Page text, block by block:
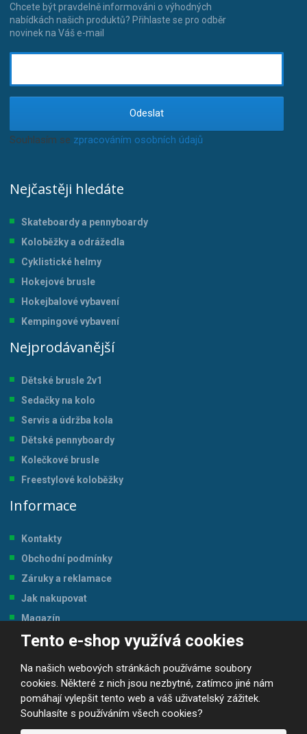
Tento e-shop využívá cookies
Na našich webových stránkách používáme soubory
cookies. Některé z nich jsou nezbytné, zatímco jiné nám
pomáhají vylepšit tento web a váš uživatelský zážitek.
Souhlasíte s používáním všech cookies?
Chcete být pravdelně informováni o výhodných
nabídkách našich produktů? Přihlaste se pro odběr
novinek na Váš e-mail
Odeslat
Souhlasím se zpracováním osobních údajů
Nejčastěji hledáte
Skateboardy a pennyboardy
Koloběžky a odrážedla
Cyklistické helmy
Hokejové brusle
Hokejbalové vybavení
Kempingové vybavení
Nejprodávanější
Dětské brusle 2v1
Sedačky na kolo
Servis a údržba kola
Dětské pennyboardy
Kolečkové brusle
Freestylové koloběžky
Informace
Kontakty
Obchodní podmínky
Záruky a reklamace
Jak nakupovat
Magazín
Tabulka velikostí
© 2026, JP-SPORT.CZ SPORTOVNÍ POTŘEBY
Prohlášení o přístupnosti |Mapa stránek ||GDPR